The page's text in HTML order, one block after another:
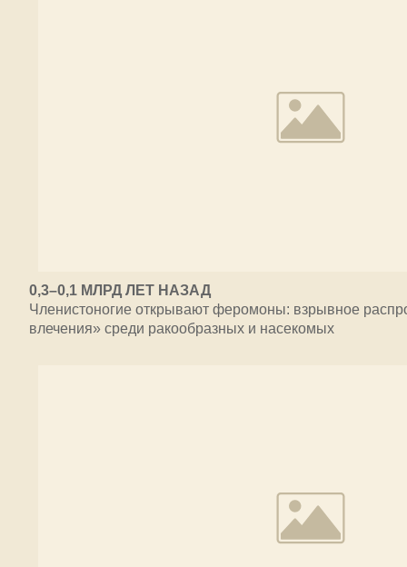
0,3–0,1 МЛРД ЛЕТ НАЗАД
Членистоногие открывают феромоны: взрывное
влечения» среди ракообразных и насекомых